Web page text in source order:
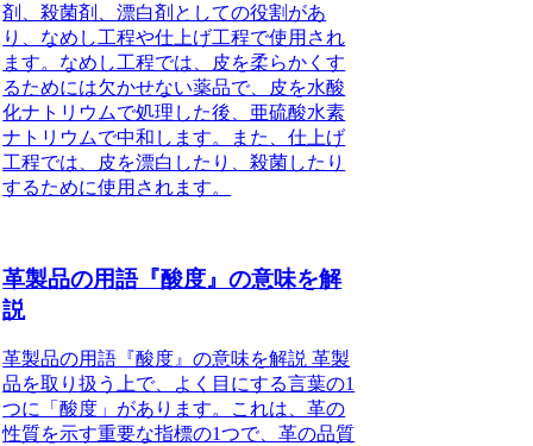
剤、殺菌剤、漂白剤としての役割があ
り、なめし工程や仕上げ工程で使用され
ます。なめし工程では、皮を柔らかくす
るためには欠かせない薬品で、皮を水酸
化ナトリウムで処理した後、亜硫酸水素
ナトリウムで中和します。また、仕上げ
工程では、皮を漂白したり、殺菌したり
するために使用されます。
革製品の用語『酸度』の意味を解
説
革製品の用語『酸度』の意味を解説 革製
品を取り扱う上で、よく目にする言葉の1
つに「酸度」があります。これは、革の
性質を示す重要な指標の1つで、革の品質